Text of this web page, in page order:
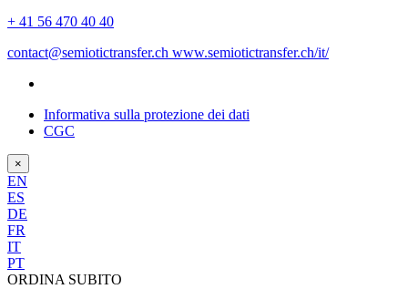
+ 41 56 470 40 40
contact@semiotictransfer.ch www.semiotictransfer.ch/it/
Informativa sulla protezione dei dati
CGC
×
EN
ES
DE
FR
IT
PT
ORDINA SUBITO